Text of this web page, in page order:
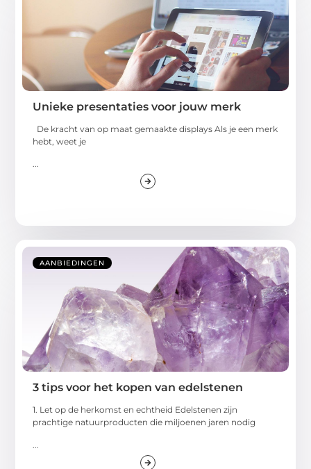
Unieke presentaties voor jouw merk
De kracht van op maat gemaakte displays Als je een merk
hebt, weet je
...
AANBIEDINGEN
3 tips voor het kopen van edelstenen
1. Let op de herkomst en echtheid Edelstenen zijn
prachtige natuurproducten die miljoenen jaren nodig